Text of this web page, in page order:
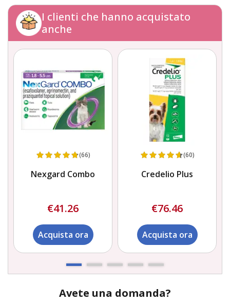
I clienti che hanno acquistato
anche
(66)
Nexgard Combo
€41.26
Acquista ora
(60)
Credelio Plus
€76.46
Acquista ora
Avete una domanda?